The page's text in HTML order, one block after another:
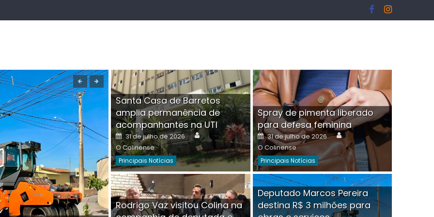
Boutique na Av. Ângelo Martins Tristão é
invadida por criminoso mascarado
Santa Casa de Barretos
amplia permanência de
acompanhantes na UTI
Posted
on
31 de julho de 2026 Author
O Colinense
Principais Notícias
Spray de pimenta liberado
para defesa feminina
Posted
on
31 de julho de 2026 Author
O Colinense
Principais Notícias
Rodrigo Vaz visitou Colina na
Deputado Marcos Pereira
destina R$ 3 milhões para